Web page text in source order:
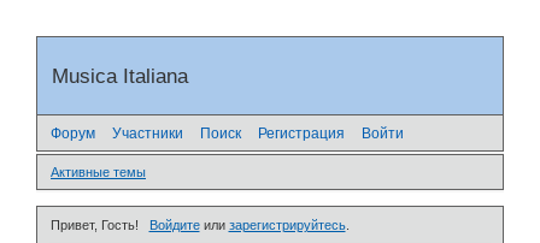
Musica Italiana
Форум Участники Поиск Регистрация Войти
Активные темы
Привет, Гость! Войдитеили зарегистрируйтесь.